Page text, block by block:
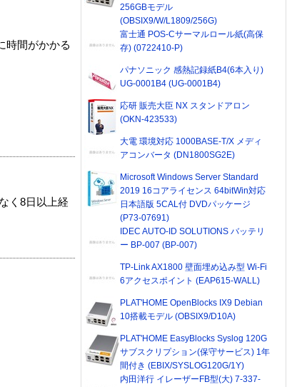
時間がかかる
く8日以上経
256GBモデル
(OBSIX9/W/L1809/256G)
富士通 POS-Cサーマルロール紙(高保
存) (0722410-P)
パナソニック 感熱記録紙B4(6本入り)
UG-0001B4 (UG-0001B4)
応研 販売大臣 NX スタンドアロン
(OKN-423533)
大電 環境対応 1000BASE-T/X メディ
アコンバータ (DN1800SG2E)
Microsoft Windows Server Standard
2019 16コアライセンス 64bitWin対応
日本語版 5CAL付 DVDパッケージ
(P73-07691)
IDEC AUTO-ID SOLUTIONS バッテリ
ー BP-007 (BP-007)
TP-Link AX1800 壁面埋め込み型 Wi-Fi
6アクセスポイント (EAP615-WALL)
PLAT'HOME OpenBlocks IX9 Debian
10搭載モデル (OBSIX9/D10A)
PLAT'HOME EasyBlocks Syslog 120G
サブスクリプション(保守サービス) 1年
間付き (EBIX/SYSLOG120G/1Y)
内田洋行 イレーザーFB型(大) 7-337-